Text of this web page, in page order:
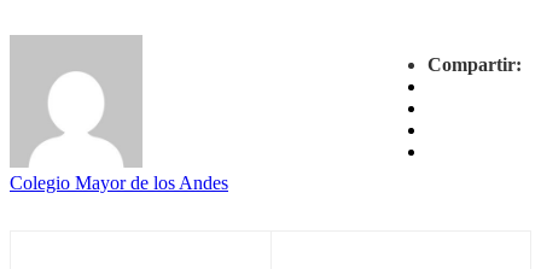
Compartir:
Colegio Mayor de los Andes